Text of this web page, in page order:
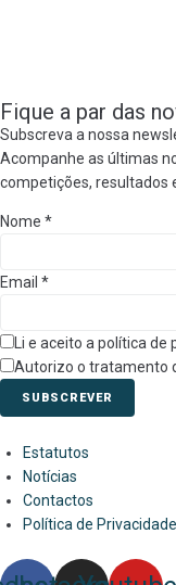
Fique a par das
Subscreva a nossa
Acompanhe as últimas
competições, resultados
Nome *
Email *
Li e aceito a política de
Autorizo o tratamento
SUBSCREVER
Estatutos
Notícias
Contactos
Política de Privacidade